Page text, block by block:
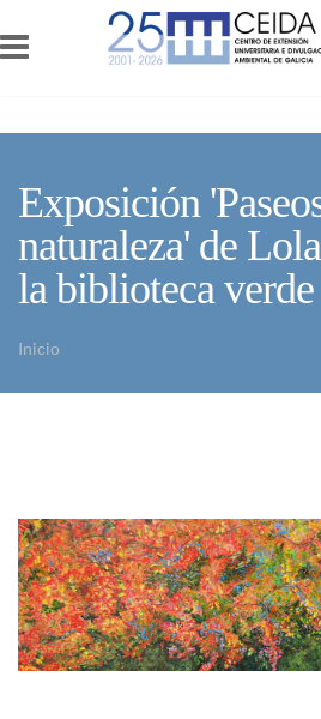
Pasar al contenido principal
Exposición
naturaleza' de
la biblioteca verde
Inicio